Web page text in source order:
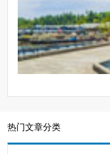
热门文章分类